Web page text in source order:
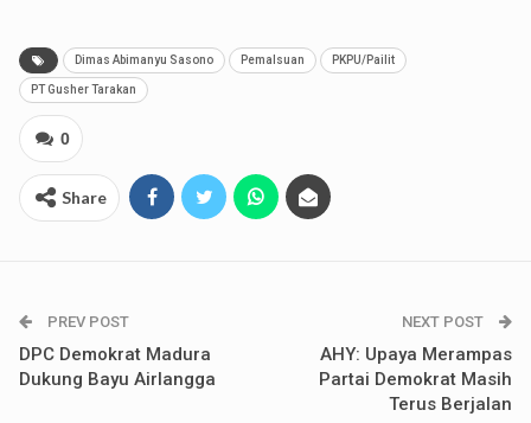
Dimas Abimanyu Sasono Pemalsuan PKPU/Pailit
PT Gusher Tarakan
0
Share
PREV POST
DPC Demokrat Madura
Dukung Bayu Airlangga
NEXT POST
AHY: Upaya Merampas
Partai Demokrat Masih
Terus Berjalan